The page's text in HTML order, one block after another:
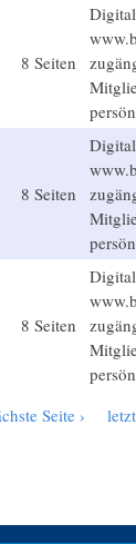
8 Seiten
8 Seiten
8 Seiten
Seite ›